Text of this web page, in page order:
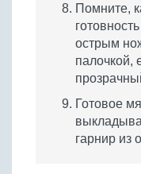
Помните,
острым
палочкой,
Готовое
гарнир из